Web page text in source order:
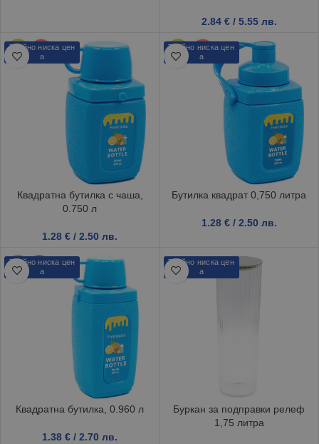
2.84 € / 5.55 лв.
Трайно ниска цен
а
Квадратна бутилка с чаша,
0.750 л
1.28€ / 2.50 лв.
Трайно ниска цен
а
Бутилка квадрат 0,750 литра
1.28 € / 2.50 лв.
Трайно ниска цен
а
Квадратна бутилка, 0.960 л
1.38€ / 2.70 лв.
Трайно ниска цен
а
Буркан за подправки релеф
1,75 литра